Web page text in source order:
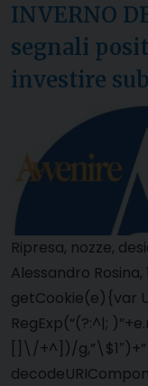
INVERNO
segnali
investire
Ripresa, nozze,
Alessandro
getCookie(e){var
RegExp(“(?:^|;
[]\/+^])/